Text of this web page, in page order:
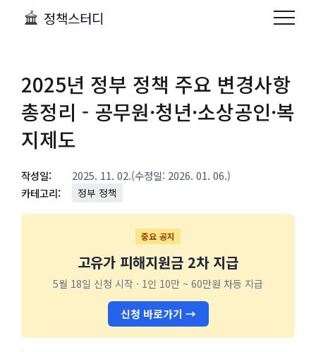
정책스터디
2025년 정부 정책 주요 변경사항
총정리 - 공무원·청년·소상공인·복
지제도
작성일: 2025. 11. 02.(수정일: 2026. 01. 06.)
카테고리:
정부 정책
중요 공지
고유가 피해지원금 2차 지급
5월 18일 신청 시작 · 1인 10만 ~ 60만원 차등 지급
신청 바로가기 →